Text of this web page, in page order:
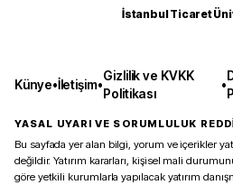
İstanbul Ticaret
Künye•İletişim•
Gizlilik ve KVKK
Politikası
•
YASAL UYARI VE SORUMLULUK
Bu sayfada yer alan bilgi, yorum ve içerikler
değildir. Yatırım kararları, kişisel mali
göre yetkili kurumlarla yapılacak yatırım